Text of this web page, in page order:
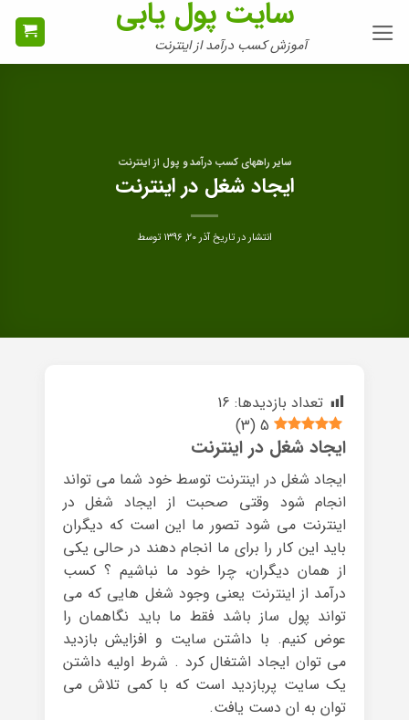
سایت پول یابی
آموزش کسب درآمد از اینترنت
سایر راههای کسب درآمد و پول از اینترنت
ایجاد شغل در اینترنت
انتشار در تاریخآذر ۲۰, ۱۳۹۶ توسط
تعداد بازدیدها: 16
5
(
3
)
ایجاد شغل در اینترنت
ایجاد شغل در اینترنت توسط خود شما می تواند
انجام شود وقتی صحبت از ایجاد شغل در
اینترنت می شود تصور ما این است که دیگران
باید این کار را برای ما انجام دهند در حالی یکی
از همان دیگران، چرا خود ما نباشیم ؟ کسب
درآمد از اینترنت یعنی وجود شغل هایی که می
تواند پول ساز باشد فقط ما باید نگاهمان را
عوض کنیم. با داشتن سایت و افزایش بازدید
می توان ایجاد اشتغال کرد . شرط اولیه داشتن
یک سایت پربازدید است که با کمی تلاش می
توان به ان دست یافت.